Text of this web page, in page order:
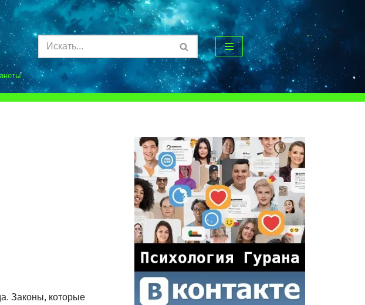
Законы, которые